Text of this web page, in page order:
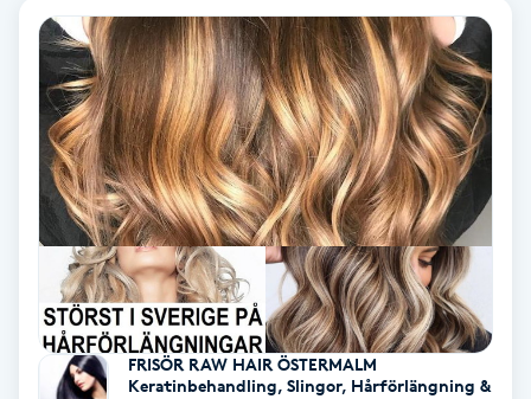
Fransborttagning
Fransfärgning
Fransförlängning
Fransförlängning Megavolym
Fransförlängning Volym
Fransk manikyr
FRISÖR RAW HAIR ÖSTERMALM
Keratinbehandling, Slingor, Hårförlängning &